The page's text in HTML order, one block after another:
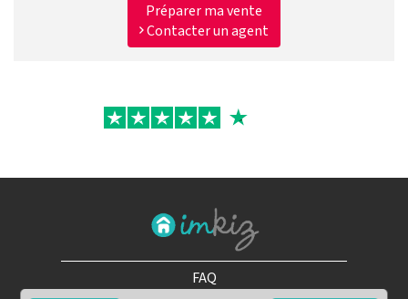
Préparer ma vente
Contacter un agent
FAQ